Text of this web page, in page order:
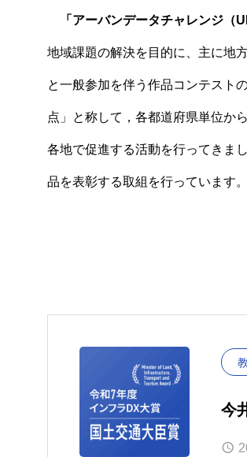
「アーバンデータチャレンジ（
地域課題の解決を目的に、主に地
と一般参加を伴う作品コンテスト
点」と称して，各都道府県単位か
各地で促進する活動を行ってきま
品を表彰する取組を行っています。
今